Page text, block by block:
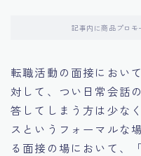
14.キャリアアップの
15.職場適応力をアピ
記事内に商品プロ
転職活動の面接におい
対して、つい日常会話
答してしまう方は少な
スというフォーマルな
る面接の場において、